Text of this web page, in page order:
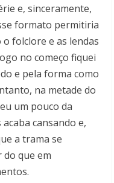
e, sinceramente,
formato permitiria
folclore e as lendas
no começo fiquei
e pela forma como
na metade do
um pouco da
cansando e,
a trama se
que em